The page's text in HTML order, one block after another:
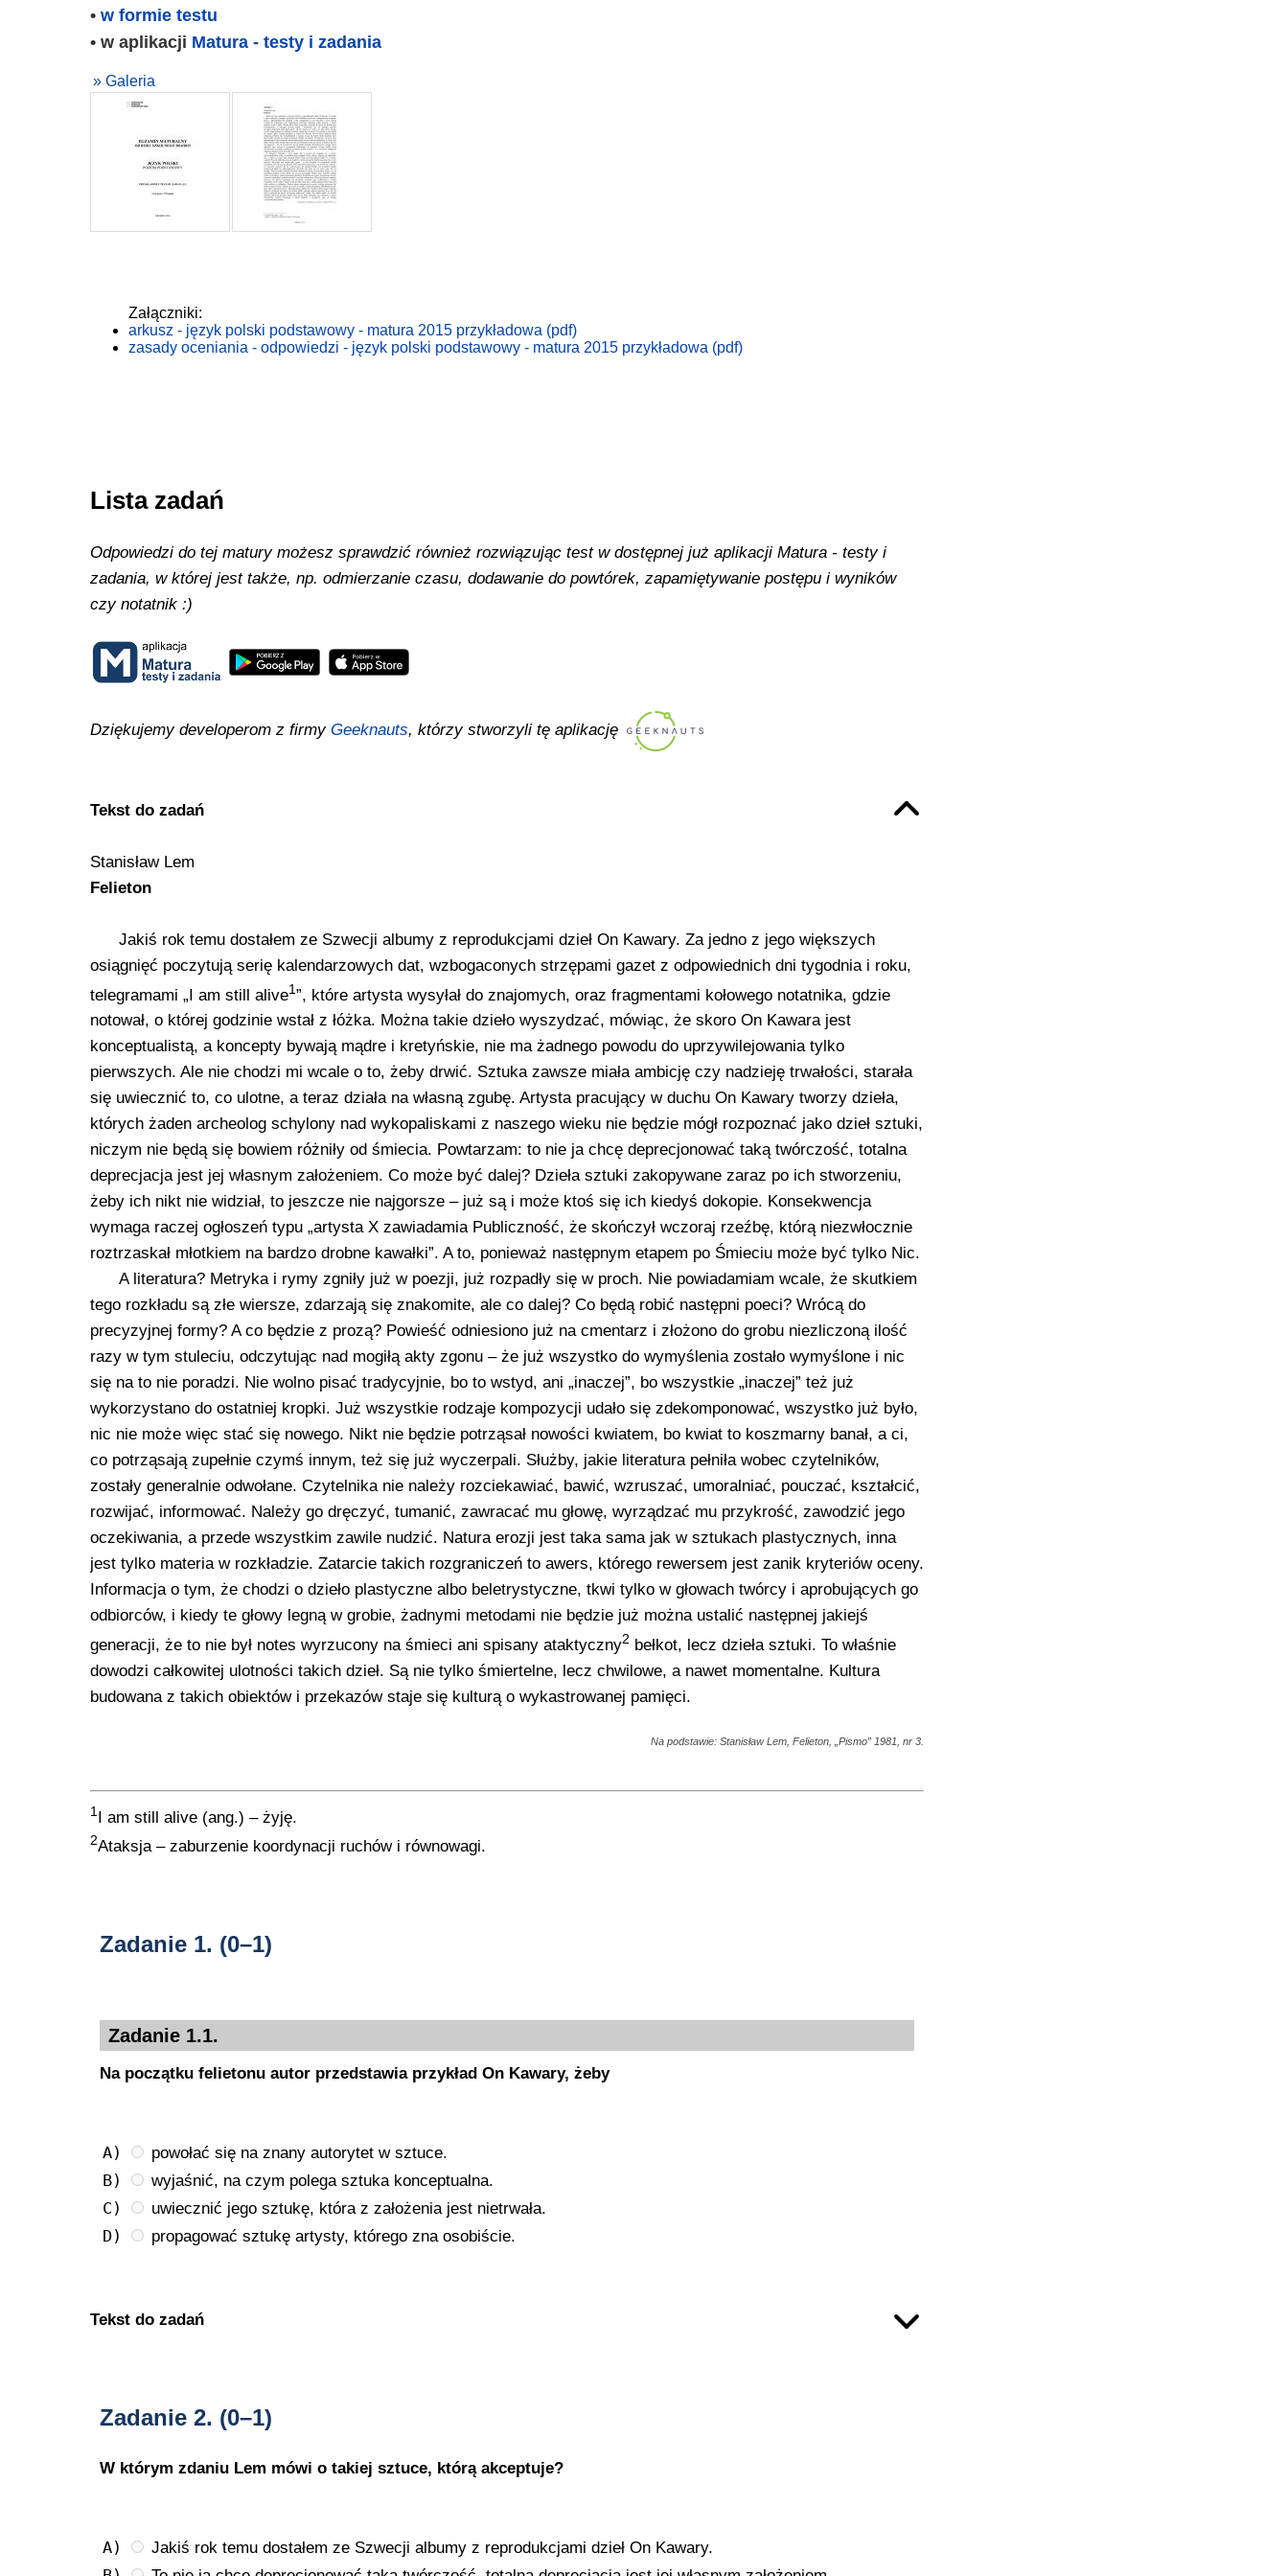
• w formie testu
• w aplikacji Matura - testy i zadania
» Galeria
Załączniki:
arkusz - język polski podstawowy - matura 2015 przykładowa (pdf)
zasady oceniania - odpowiedzi - język polski podstawowy - matura 2015 przykładowa (pdf)
Lista zadań
Odpowiedzi do tej matury możesz sprawdzić również rozwiązując test w dostępnej już aplikacji Matura - testy i
zadania, w której jest także, np. odmierzanie czasu, dodawanie do powtórek, zapamiętywanie postępu i wyników
czy notatnik :)
Dziękujemy developerom z firmy Geeknauts, którzy stworzyli tę aplikację
Tekst do zadań
Stanisław Lem
Felieton
Jakiś rok temu dostałem ze Szwecji albumy z reprodukcjami dzieł On Kawary. Za jedno z jego większych
osiągnięć poczytują serię kalendarzowych dat, wzbogaconych strzępami gazet z odpowiednich dni tygodnia i roku,
telegramami „I am still alive1”, które artysta wysyłał do znajomych, oraz fragmentami kołowego notatnika, gdzie
notował, o której godzinie wstał z łóżka. Można takie dzieło wyszydzać, mówiąc, że skoro On Kawara jest
konceptualistą, a koncepty bywają mądre i kretyńskie, nie ma żadnego powodu do uprzywilejowania tylko
pierwszych. Ale nie chodzi mi wcale o to, żeby drwić. Sztuka zawsze miała ambicję czy nadzieję trwałości, starała
się uwiecznić to, co ulotne, a teraz działa na własną zgubę. Artysta pracujący w duchu On Kawary tworzy dzieła,
których żaden archeolog schylony nad wykopaliskami z naszego wieku nie będzie mógł rozpoznać jako dzieł sztuki,
niczym nie będą się bowiem różniły od śmiecia. Powtarzam: to nie ja chcę deprecjonować taką twórczość, totalna
deprecjacja jest jej własnym założeniem. Co może być dalej? Dzieła sztuki zakopywane zaraz po ich stworzeniu,
żeby ich nikt nie widział, to jeszcze nie najgorsze – już są i może ktoś się ich kiedyś dokopie. Konsekwencja
wymaga raczej ogłoszeń typu „artysta X zawiadamia Publiczność, że skończył wczoraj rzeźbę, którą niezwłocznie
roztrzaskał młotkiem na bardzo drobne kawałki”. A to, ponieważ następnym etapem po Śmieciu może być tylko Nic.
A literatura? Metryka i rymy zgniły już w poezji, już rozpadły się w proch. Nie powiadamiam wcale, że skutkiem
tego rozkładu są złe wiersze, zdarzają się znakomite, ale co dalej? Co będą robić następni poeci? Wrócą do
precyzyjnej formy? A co będzie z prozą? Powieść odniesiono już na cmentarz i złożono do grobu niezliczoną ilość
razy w tym stuleciu, odczytując nad mogiłą akty zgonu – że już wszystko do wymyślenia zostało wymyślone i nic
się na to nie poradzi. Nie wolno pisać tradycyjnie, bo to wstyd, ani „inaczej”, bo wszystkie „inaczej” też już
wykorzystano do ostatniej kropki. Już wszystkie rodzaje kompozycji udało się zdekomponować, wszystko już było,
nic nie może więc stać się nowego. Nikt nie będzie potrząsał nowości kwiatem, bo kwiat to koszmarny banał, a ci,
co potrząsają zupełnie czymś innym, też się już wyczerpali. Służby, jakie literatura pełniła wobec czytelników,
zostały generalnie odwołane. Czytelnika nie należy rozciekawiać, bawić, wzruszać, umoralniać, pouczać, kształcić,
rozwijać, informować. Należy go dręczyć, tumanić, zawracać mu głowę, wyrządzać mu przykrość, zawodzić jego
oczekiwania, a przede wszystkim zawile nudzić. Natura erozji jest taka sama jak w sztukach plastycznych, inna
jest tylko materia w rozkładzie. Zatarcie takich rozgraniczeń to awers, którego rewersem jest zanik kryteriów oceny.
Informacja o tym, że chodzi o dzieło plastyczne albo beletrystyczne, tkwi tylko w głowach twórcy i aprobujących go
odbiorców, i kiedy te głowy legną w grobie, żadnymi metodami nie będzie już można ustalić następnej jakiejś
generacji, że to nie był notes wyrzucony na śmieci ani spisany ataktyczny2 bełkot, lecz dzieła sztuki. To właśnie
dowodzi całkowitej ulotności takich dzieł. Są nie tylko śmiertelne, lecz chwilowe, a nawet momentalne. Kultura
budowana z takich obiektów i przekazów staje się kulturą o wykastrowanej pamięci.
Na podstawie: Stanisław Lem, Felieton, „Pismo” 1981, nr 3.
1 I am still alive (ang.) – żyję.
2Ataksja – zaburzenie koordynacji ruchów i równowagi.
Zadanie 1. (0–1)
Zadanie 1.1.
Na początku felietonu autor przedstawia przykład On Kawary, żeby
A) powołać się na znany autorytet w sztuce.
B) wyjaśnić, na czym polega sztuka konceptualna.
C) uwiecznić jego sztukę, która z założenia jest nietrwała.
D) propagować sztukę artysty, którego zna osobiście.
Tekst do zadań
Zadanie 2. (0–1)
W którym zdaniu Lem mówi o takiej sztuce, którą akceptuje?
A) Jakiś rok temu dostałem ze Szwecji albumy z reprodukcjami dzieł On Kawary.